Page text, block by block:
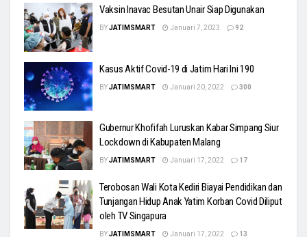
Vaksin Inavac Besutan Unair Siap Digunakan
BYJATIMSMART Januari 7, 2023 92
Kasus Aktif Covid-19 di Jatim Hari Ini 190
BYJATIMSMART Januari 20, 2022 300
Gubernur Khofifah Luruskan Kabar Simpang Siur
Lockdown di Kabupaten Malang
BYJATIMSMART Januari 17, 2022 17
Terobosan Wali Kota Kediri Biayai Pendidikan dan
Tunjangan Hidup Anak Yatim Korban Covid Diliput
oleh TV Singapura
BYJATIMSMART Januari 17, 2022 13